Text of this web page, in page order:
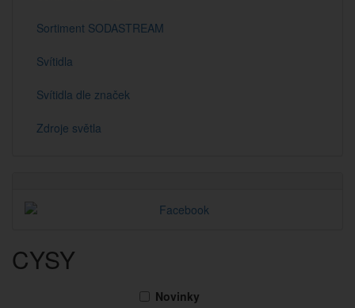
Sortiment SODASTREAM
Svítidla
Svítidla dle značek
Zdroje světla
CYSY
Novinky